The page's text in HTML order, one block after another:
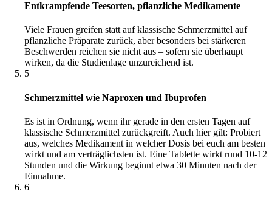
Entkrampfende Teesorten, pflanzliche Medikamente
Viele Frauen greifen statt auf klassische Schmerzmittel auf
pflanzliche Präparate zurück, aber besonders bei stärkeren
Beschwerden reichen sie nicht aus – sofern sie überhaupt
wirken, da die Studienlage unzureichend ist.
5
Schmerzmittel wie Naproxen und Ibuprofen
Es ist in Ordnung, wenn ihr gerade in den ersten Tagen auf
klassische Schmerzmittel zurückgreift. Auch hier gilt: Probiert
aus, welches Medikament in welcher Dosis bei euch am besten
wirkt und am verträglichsten ist. Eine Tablette wirkt rund 10-12
Stunden und die Wirkung beginnt etwa 30 Minuten nach der
Einnahme.
6